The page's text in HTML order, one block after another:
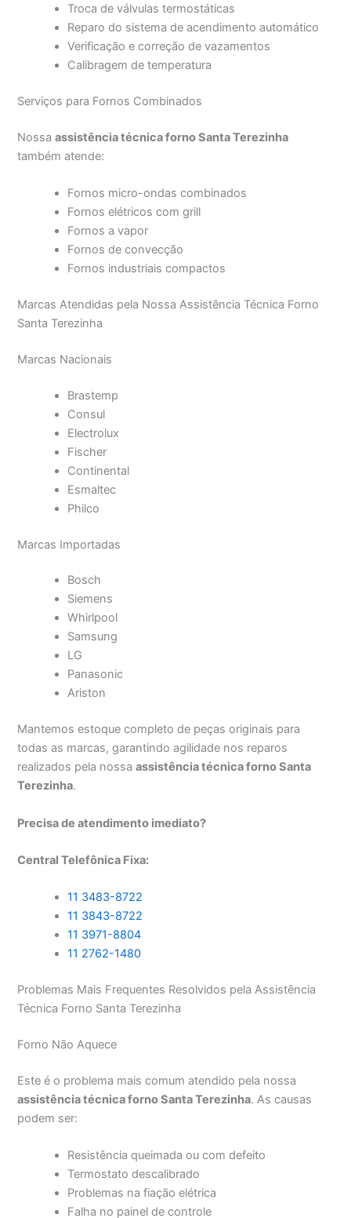
Troca de válvulas termostáticas
Reparo do sistema de acendimento automático
Verificação e correção de vazamentos
Calibragem de temperatura
Serviços para Fornos Combinados
Nossaassistência técnica forno Santa Terezinha
também atende:
Fornos micro-ondas combinados
Fornos elétricos com grill
Fornos a vapor
Fornos de convecção
Fornos industriais compactos
Marcas Atendidas pela Nossa Assistência Técnica Forno
Santa Terezinha
Marcas Nacionais
Brastemp
Consul
Electrolux
Fischer
Continental
Esmaltec
Philco
Marcas Importadas
Bosch
Siemens
Whirlpool
Samsung
LG
Panasonic
Ariston
Mantemos estoque completo de peças originais para
todas as marcas, garantindo agilidade nos reparos
realizados pela nossaassistência técnica forno Santa
Terezinha.
Precisa de atendimento imediato?
Central Telefônica Fixa:
11 3483-8722
11 3843-8722
11 3971-8804
11 2762-1480
Problemas Mais Frequentes Resolvidos pela Assistência
Técnica Forno Santa Terezinha
Forno Não Aquece
Este é o problema mais comum atendido pela nossa
assistência técnica forno Santa Terezinha. As causas
podem ser:
Resistência queimada ou com defeito
Termostato descalibrado
Problemas na fiação elétrica
Falha no painel de controle